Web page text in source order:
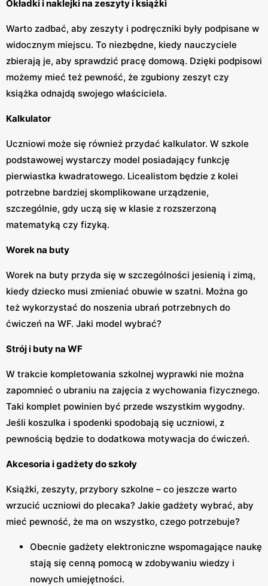
Okładki i naklejki na zeszyty i książki
Warto zadbać, aby zeszyty i podręczniki były podpisane w
widocznym miejscu. To niezbędne, kiedy nauczyciele
zbierają je, aby sprawdzić pracę domową. Dzięki podpisowi
możemy mieć też pewność, że zgubiony zeszyt czy
książka odnajdą swojego właściciela.
Kalkulator
Uczniowi może się również przydać kalkulator. W szkole
podstawowej wystarczy model posiadający funkcję
pierwiastka kwadratowego. Licealistom będzie z kolei
potrzebne bardziej skomplikowane urządzenie,
szczególnie, gdy uczą się w klasie z rozszerzoną
matematyką czy fizyką.
Worek na buty
Worek na buty przyda się w szczególności jesienią i zimą,
kiedy dziecko musi zmieniać obuwie w szatni. Można go
też wykorzystać do noszenia ubrań potrzebnych do
ćwiczeń na WF. Jaki model wybrać?
Strój i buty na WF
W trakcie kompletowania szkolnej wyprawki nie można
zapomnieć o ubraniu na zajęcia z wychowania fizycznego.
Taki komplet powinien być przede wszystkim wygodny.
Jeśli koszulka i spodenki spodobają się uczniowi, z
pewnością będzie to dodatkowa motywacja do ćwiczeń.
Akcesoria i gadżety do szkoły
Książki, zeszyty, przybory szkolne – co jeszcze warto
wrzucić uczniowi do plecaka? Jakie gadżety wybrać, aby
mieć pewność, że ma on wszystko, czego potrzebuje?
Obecnie gadżety elektroniczne wspomagające naukę
stają się cenną pomocą w zdobywaniu wiedzy i
nowych umiejętności.